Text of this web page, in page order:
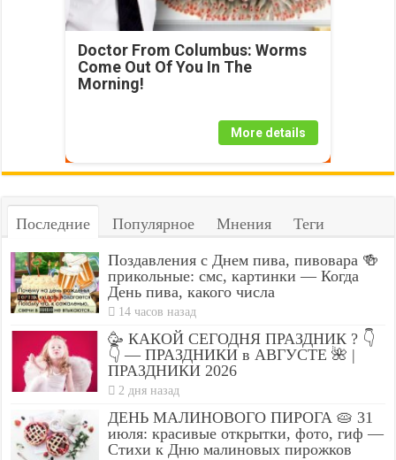
Doctor From Columbus: Worms
Come Out Of You In The
Morning!
More details
Последние Популярное Мнения Теги
Поздавления с Днем пива, пивовара 🍻
прикольные: смс, картинки — Когда
День пива, какого числа
14 часов назад
🥳 КАКОЙ СЕГОДНЯ ПРАЗДНИК ? 👇
👇 — ПРАЗДНИКИ в АВГУСТЕ 🌺 |
ПРАЗДНИКИ 2026
2 дня назад
ДЕНЬ МАЛИНОВОГО ПИРОГА 🥧 31
июля: красивые открытки, фото, гиф —
Стихи к Дню малиновых пирожков